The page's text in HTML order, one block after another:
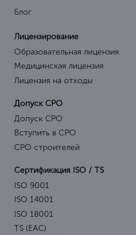
Блог
Лицензирование
Образовательная лицензия
Медицинская лицензия
Лицензия на отходы
Допуск СРО
Допуск СРО
Вступить в СРО
СРО строителей
Сертификация ISO / TS
ISO 9001
ISO 14001
ISO 18001
TS (EAC)